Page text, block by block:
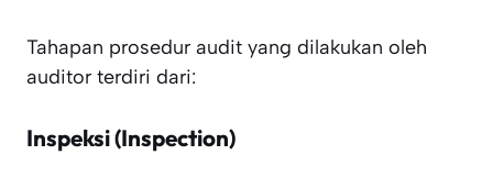
Tahapan prosedur audit yang dilakukan oleh
auditor terdiri dari:
Inspeksi (Inspection)